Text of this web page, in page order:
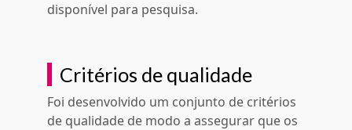
disponível para pesquisa.
Critérios de qualidade
Foi desenvolvido um conjunto de critérios
de qualidade de modo a assegurar que os